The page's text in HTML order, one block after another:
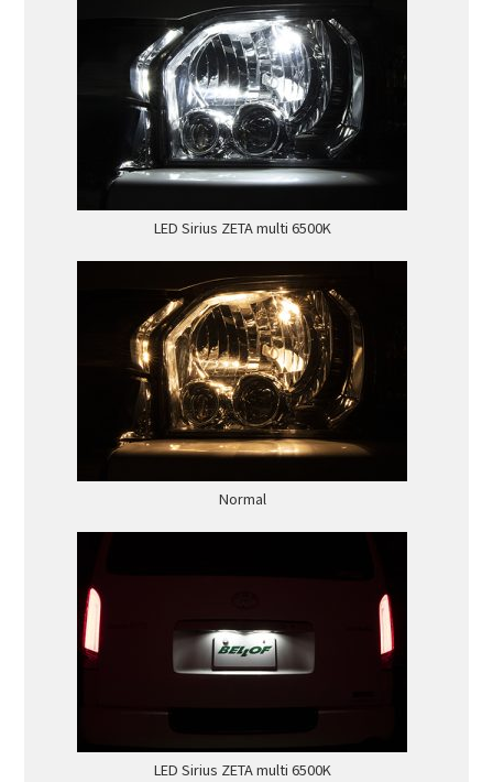
LED Sirius ZETA multi 6500K
Normal
LED Sirius ZETA multi 6500K